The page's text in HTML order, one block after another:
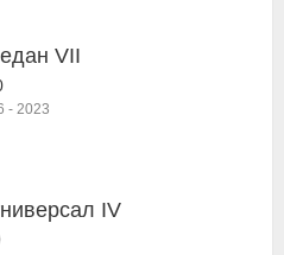
VII
- 2023
IV